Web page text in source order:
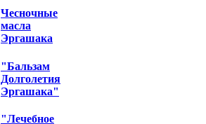
Чесночные
масла
Эргашака
"Бальзам
Долголетия
Эргашака"
"Лечебное